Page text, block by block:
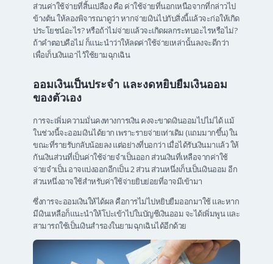
ส่วนค่าใช้จ่ายที่สิ้นเปลือง คือ ค่าใช้จ่ายที่นอกเหนือจากที่กล่าวไป
ข้างต้น ให้ลองพิจารณาดูว่า หากจ่ายเงินไปกับสิ่งนี้แล้วจะก่อให้เกิด
ประโยชน์อะไร? หรือถ้าไม่จ่ายแล้วจะเกิดผลกระทบอะไรหรือไม่?
ถ้าคำตอบคือไม่ ก็แนะนำว่าให้ลดค่าใช้จ่ายเหล่านั้นลงจะดีกว่า
เพื่อเก็บเงินเอาไว้ใช้ยามฉุกเฉิน
ออมเงินเป็นประจำ และงดหยิบยืมเงินออม
ของตัวเอง
การจะเพิ่มความมั่นคงทางการเงิน คงจะขาดเงินออมไปไม่ได้ แม้
ในช่วงนี้จะออมเงินได้ยาก เพราะรายจ่ายเท่าเดิม (แถมมากขึ้น) ใน
ขณะที่รายรับกลับน้อยลง แต่อย่างที่บอกว่า เมื่อได้รับเงินมาแล้ว ให้
กันเงินส่วนที่เป็นค่าใช้จ่ายจำเป็นออก ส่วนเงินที่เหลือจากค่าใช้
จ่ายจำเป็น อาจแบ่งออกอีกเป็น 2 ส่วน ส่วนหนึ่งเก็บเป็นเงินออม อีก
ส่วนหนึ่งอาจใช้สำหรับค่าใช้จ่ายยิบย่อยที่อาจมีเข้ามา
ซึ่งการจะออมเงินให้ได้ผล คือการไม่ไปหยิบยืมออกมาใช้ และหาก
มีเงินเหลือก็แนะนำให้โปะเข้าไปในบัญชีเงินออม จะได้เพิ่มพูน และ
สามารถใช้เป็นเงินสำรองในยามฉุกเฉินได้อีกด้วย